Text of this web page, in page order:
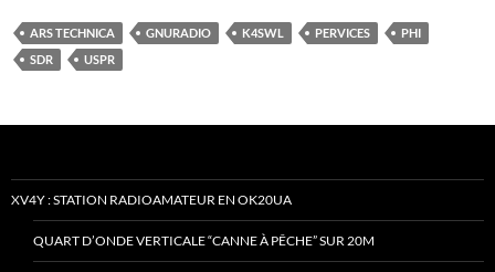
ARS TECHNICA GNURADIO K4SWL PERVICES
PHI
SDR
USPR
XV4Y : STATION RADIOAMATEUR EN OK20UA
QUART D’ONDE VERTICALE “CANNE À PÊCHE” SUR 20M